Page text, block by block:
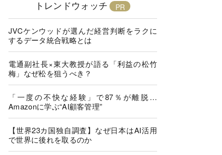
トレンドウォッチ
JVCケンウッドが選んだ経営判断をラクに
するデータ統合戦略とは
電通副社長×東大教授が語る「利益の松竹
梅」なぜ松を狙うべき？
「一度の不快な経験」で87％が離脱…
Amazonに学ぶ“AI顧客管理”
【世界23カ国独自調査】なぜ日本はAI活用
で世界に後れを取るのか